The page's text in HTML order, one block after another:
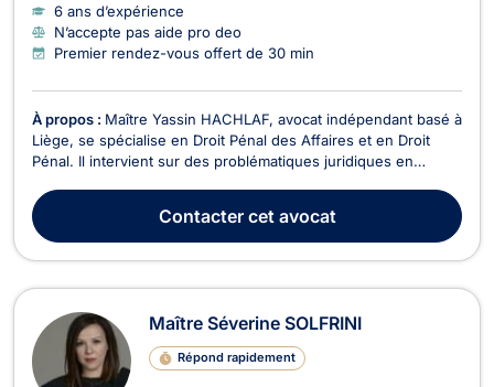
6 ans d’expérience
N’accepte pas aide pro deo
Premier rendez-vous offert de 30 min
À propos : Maître Yassin HACHLAF, avocat indépendant basé à
Liège, se spécialise en Droit Pénal des Affaires et en Droit
Pénal. Il intervient sur des problématiques juridiques en
défense lors de procès devant le tribunal judiciaire ou le
tribunal correctionnel. Son expertise l...
Contactercet avocat
Maître Séverine SOLFRINI
Répond rapidement